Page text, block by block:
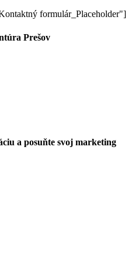
formulár_Placeholder"]
Prešov
a posuňte svoj marketing